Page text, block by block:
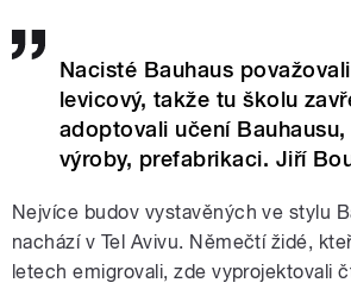
Nacisté Bauhaus
levicový, takže tu školu
adoptovali učení
výroby, prefabrikaci. Jiří
Nejvíce budov vystavěných ve stylu
nachází v Tel Avivu. Němečtí židé,
letech emigrovali, zde vyprojektovali